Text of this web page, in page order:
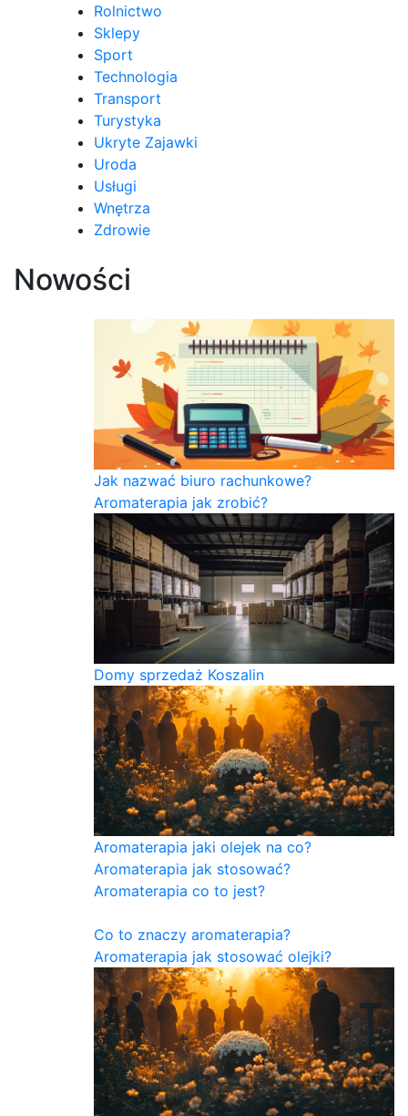
Rolnictwo
Sklepy
Sport
Technologia
Transport
Turystyka
Ukryte Zajawki
Uroda
Usługi
Wnętrza
Zdrowie
Nowości
Jak nazwać biuro rachunkowe?
Aromaterapia jak zrobić?
Domy sprzedaż Koszalin
Aromaterapia jaki olejek na co?
Aromaterapia jak stosować?
Aromaterapia co to jest?
Co to znaczy aromaterapia?
Aromaterapia jak stosować olejki?